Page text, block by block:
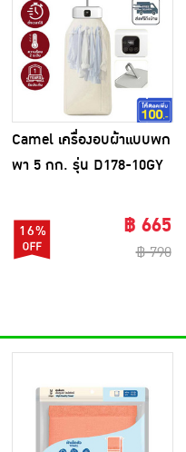
Camel เครื่องอบผ้าแบบพก
พา 5 กก. รุ่น D178-10GY
16% ฿ 665
฿ 790